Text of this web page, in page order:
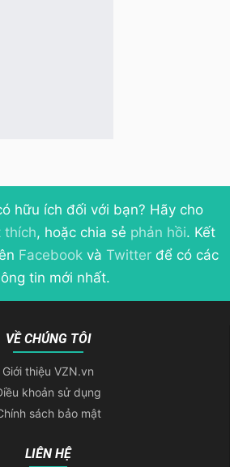
hữu ích đối với bạn? Hãy cho
thích, hoặc chia sẻ phản hồi. Kết
Facebook và Twitter để có các
tin mới nhất.
VỀ CHÚNG TÔI
Giới thiệu VZN.vn
khoản sử dụng
sách bảo mật
LIÊN HỆ